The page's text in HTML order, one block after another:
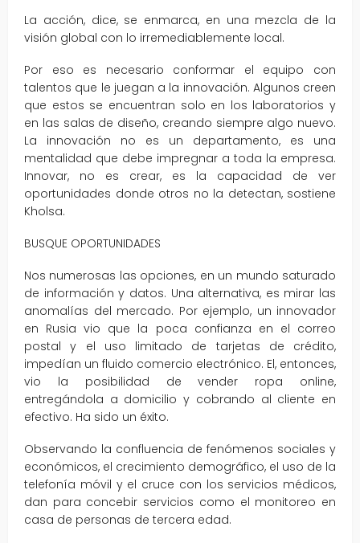
La acción, dice, se enmarca, en una mezcla de la
visión global con lo irremediablemente local.
Por eso es necesario conformar el equipo con
talentos que le juegan a la innovación. Algunos creen
que estos se encuentran solo en los laboratorios y
en las salas de diseño, creando siempre algo nuevo.
La innovación no es un departamento, es una
mentalidad que debe impregnar a toda la empresa.
Innovar, no es crear, es la capacidad de ver
oportunidades donde otros no la detectan, sostiene
Kholsa.
BUSQUE OPORTUNIDADES
Nos numerosas las opciones, en un mundo saturado
de información y datos. Una alternativa, es mirar las
anomalías del mercado. Por ejemplo, un innovador
en Rusia vio que la poca confianza en el correo
postal y el uso limitado de tarjetas de crédito,
impedían un fluido comercio electrónico. El, entonces,
vio la posibilidad de vender ropa online,
entregándola a domicilio y cobrando al cliente en
efectivo. Ha sido un éxito.
Observando la confluencia de fenómenos sociales y
económicos, el crecimiento demográfico, el uso de la
telefonía móvil y el cruce con los servicios médicos,
dan para concebir servicios como el monitoreo en
casa de personas de tercera edad.